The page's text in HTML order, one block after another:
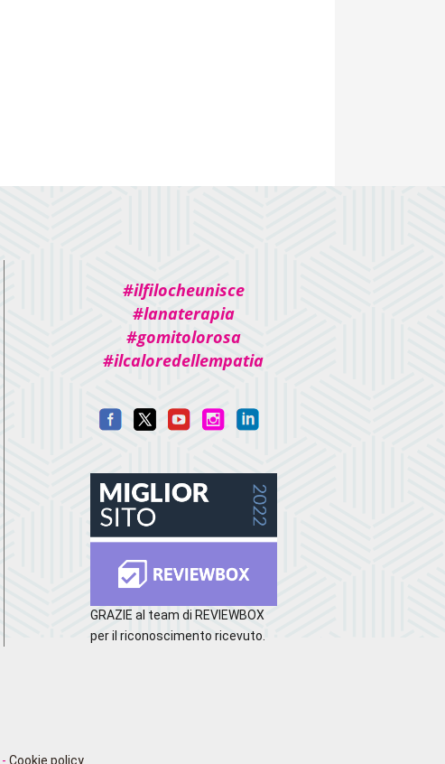
#ilfilocheunisce
#lanaterapia
#gomitolorosa
#ilcaloredellempatia
GRAZIE al team di REVIEWBOX
per il riconoscimento ricevuto.
- Cookie policy